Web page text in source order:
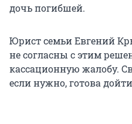
дочь погибшей.
Юрист семьи Евгений
не согласны с этим
кассационную жалобу.
если нужно, готова